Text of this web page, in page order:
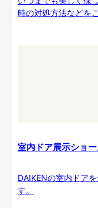
時の対処方法などを
室内ドア展示ショ
DAIKENの室内ドア
す。